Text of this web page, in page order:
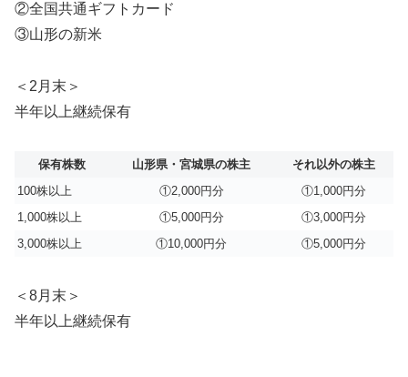
②全国共通ギフトカード
③山形の新米
＜2月末＞
半年以上継続保有
保有株数 山形県・宮城県の株主
それ以外の株主
100株以上
①2,000円分
①1,000円分
1,000株以上
①5,000円分
①3,000円分
3,000株以上
①10,000円分 ①5,000円分
＜8月末＞
半年以上継続保有